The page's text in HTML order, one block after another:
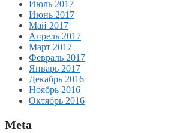
Июль 2017
Июнь 2017
Май 2017
Апрель 2017
Март 2017
Февраль 2017
Январь 2017
Декабрь 2016
Ноябрь 2016
Октябрь 2016
Meta